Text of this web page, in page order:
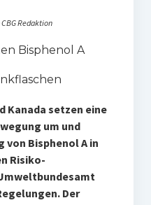
Redaktion
Bisphenol A
Kanada setzen eine
um und
von Bisphenol A in
Risiko-
Der